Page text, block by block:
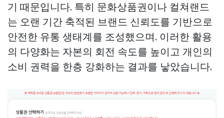
기 때문입니다. 특히 문화상품권이나 컬쳐랜드
는 오랜 기간 축적된 브랜드 신뢰도를 기반으로
안전한 유통 생태계를 조성했으며. 이러한 활용
의 다양화는 자본의 회전 속도를 높이고 개인의
소비 권력을 한층 강화하는 결과를 낳았습니다.